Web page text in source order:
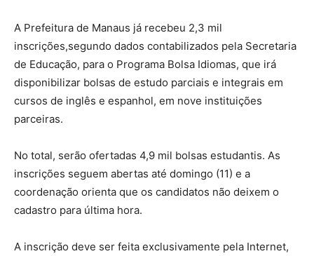
A Prefeitura de Manaus já recebeu 2,3 mil
inscrições,segundo dados contabilizados pela Secretaria
de Educação, para o Programa Bolsa Idiomas, que irá
disponibilizar bolsas de estudo parciais e integrais em
cursos de inglês e espanhol, em nove instituições
parceiras.
No total, serão ofertadas 4,9 mil bolsas estudantis. As
inscrições seguem abertas até domingo (11) e a
coordenação orienta que os candidatos não deixem o
cadastro para última hora.
A inscrição deve ser feita exclusivamente pela Internet,